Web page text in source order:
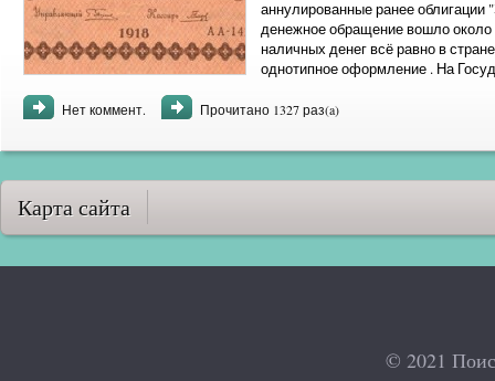
аннулированные ранее облигации
денежное обращение вошло около
наличных денег всё равно в
однотипное оформление . На
Нет коммент. Прочитано 1327 раз(a)
Карта сайта
© 2021